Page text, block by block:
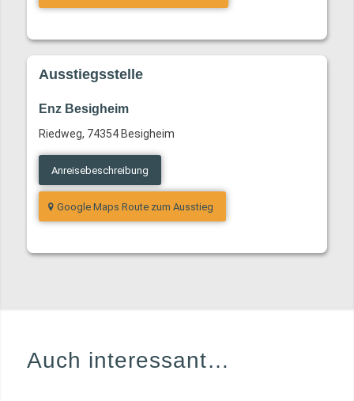
Ausstiegsstelle
Enz Besigheim
Riedweg, 74354 Besigheim
Anreisebeschreibung
Google Maps Route zum Ausstieg
Auch interessant…